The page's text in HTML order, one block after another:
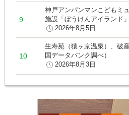
神戸アンパンマンこどもミ
施設「ぼうけんアイランド
2026年8月5日
生寿苑（猿ヶ京温泉）、破
国データバンク調べ）
2026年8月3日